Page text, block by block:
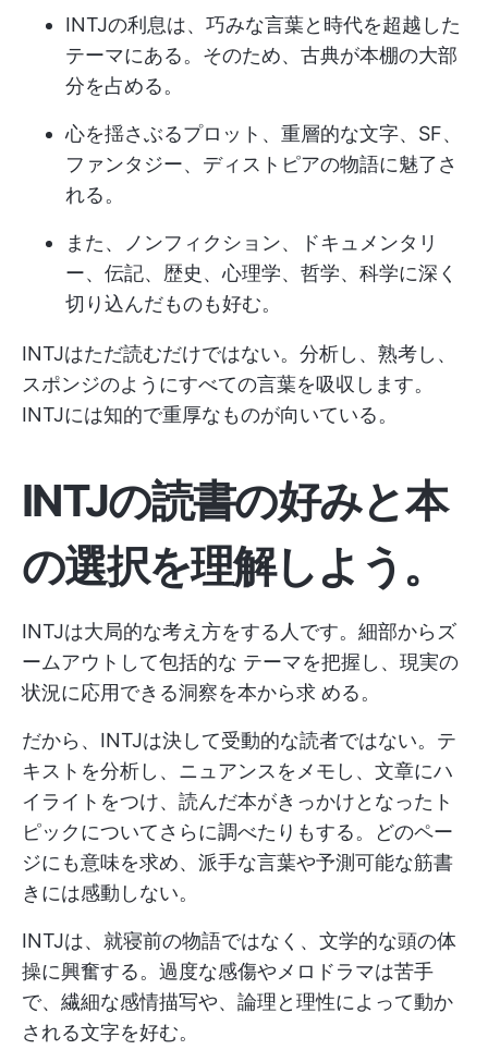
INTJの利息は、巧みな言葉と時代を超越した
テーマにある。そのため、古典が本棚の大部
分を占める。
心を揺さぶるプロット、重層的な文字、SF、
ファンタジー、ディストピアの物語に魅了さ
れる。
また、ノンフィクション、ドキュメンタリ
ー、伝記、歴史、心理学、哲学、科学に深く
切り込んだものも好む。
INTJはただ読むだけではない。分析し、熟考し、
スポンジのようにすべての言葉を吸収します。
INTJには知的で重厚なものが向いている。
INTJの読書の好みと本
の選択を理解しよう。
INTJは大局的な考え方をする人です。細部からズ
ームアウトして包括的な テーマを把握し、現実の
状況に応用できる洞察を本から求 める。
だから、INTJは決して受動的な読者ではない。テ
キストを分析し、ニュアンスをメモし、文章にハ
イライトをつけ、読んだ本がきっかけとなったト
ピックについてさらに調べたりもする。どのペー
ジにも意味を求め、派手な言葉や予測可能な筋書
きには感動しない。
INTJは、就寝前の物語ではなく、文学的な頭の体
操に興奮する。過度な感傷やメロドラマは苦手
で、繊細な感情描写や、論理と理性によって動か
される文字を好む。